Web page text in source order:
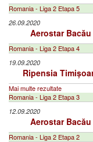
Romania - Liga 2 Etapa 5
26.09.2020
Aerostar Bacău
Romania - Liga 2 Etapa 4
19.09.2020
Ripensia
Mai multe rezultate
Romania - Liga 2 Etapa 3
12.09.2020
Aerostar Bacău
Romania - Liga 2 Etapa 2